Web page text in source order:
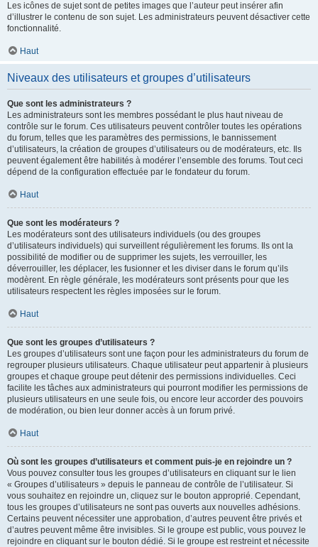
Les icônes de sujet sont de petites images que l’auteur peut insérer afin
d’illustrer le contenu de son sujet. Les administrateurs peuvent désactiver cette
fonctionnalité.
Haut
Niveaux des utilisateurs et groupes d’utilisateurs
Que sont les administrateurs ?
Les administrateurs sont les membres possédant le plus haut niveau de
contrôle sur le forum. Ces utilisateurs peuvent contrôler toutes les opérations
du forum, telles que les paramètres des permissions, le bannissement
d’utilisateurs, la création de groupes d’utilisateurs ou de modérateurs, etc. Ils
peuvent également être habilités à modérer l’ensemble des forums. Tout ceci
dépend de la configuration effectuée par le fondateur du forum.
Haut
Que sont les modérateurs ?
Les modérateurs sont des utilisateurs individuels (ou des groupes
d’utilisateurs individuels) qui surveillent régulièrement les forums. Ils ont la
possibilité de modifier ou de supprimer les sujets, les verrouiller, les
déverrouiller, les déplacer, les fusionner et les diviser dans le forum qu’ils
modèrent. En règle générale, les modérateurs sont présents pour que les
utilisateurs respectent les règles imposées sur le forum.
Haut
Que sont les groupes d’utilisateurs ?
Les groupes d’utilisateurs sont une façon pour les administrateurs du forum de
regrouper plusieurs utilisateurs. Chaque utilisateur peut appartenir à plusieurs
groupes et chaque groupe peut détenir des permissions individuelles. Ceci
facilite les tâches aux administrateurs qui pourront modifier les permissions de
plusieurs utilisateurs en une seule fois, ou encore leur accorder des pouvoirs
de modération, ou bien leur donner accès à un forum privé.
Haut
Où sont les groupes d’utilisateurs et comment puis-je en rejoindre un ?
Vous pouvez consulter tous les groupes d’utilisateurs en cliquant sur le lien
« Groupes d’utilisateurs » depuis le panneau de contrôle de l’utilisateur. Si
vous souhaitez en rejoindre un, cliquez sur le bouton approprié. Cependant,
tous les groupes d’utilisateurs ne sont pas ouverts aux nouvelles adhésions.
Certains peuvent nécessiter une approbation, d’autres peuvent être privés et
d’autres peuvent même être invisibles. Si le groupe est public, vous pouvez le
rejoindre en cliquant sur le bouton dédié. Si le groupe est restreint et nécessite